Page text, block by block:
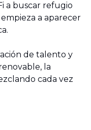
a buscar refugio
a aparecer
de talento y
la
cada vez